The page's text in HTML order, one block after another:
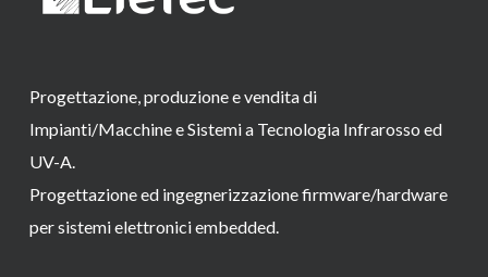
Progettazione, produzione e vendita di
Impianti/Macchine e Sistemi a Tecnologia Infrarosso ed
UV-A.
Progettazione ed ingegnerizzazione firmware/hardware
per sistemi elettronici embedded.